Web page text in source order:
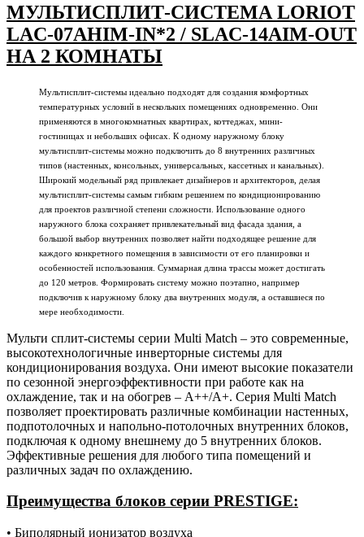
МУЛЬТИСПЛИТ-СИСТЕМА LORIOT
LAC-07AHIM-IN*2 / SLAC-14AIM-OUT
НА 2 КОМНАТЫ
Мультисплит-системы идеально подходят для создания комфортных
температурных условий в нескольких помещениях одновременно. Они
применяются в многокомнатных квартирах, коттеджах, мини-
гостиницах и небольших офисах. К одному наружному блоку
мультисплит-системы можно подключить до 8 внутренних различных
типов (настенных, консольных, универсальных, кассетных и канальных).
Широкий модельный ряд привлекает дизайнеров и архитекторов, делая
мультисплит-системы самым гибким решением по кондиционированию
для проектов различной степени сложности. Использование одного
наружного блока сохраняет привлекательный вид фасада здания, а
большой выбор внутренних позволяет найти подходящее решение для
каждого конкретного помещения в зависимости от его планировки и
особенностей использования. Суммарная длина трассы может достигать
до 120 метров. Формировать систему можно поэтапно, например
подключив к наружному блоку два внутренних модуля, а оставшиеся по
мере необходимости.
Мульти сплит-системы серии Multi Match – это современные,
высокотехнологичные инверторные системы для
кондиционирования воздуха. Они имеют высокие показатели
по сезонной энергоэффективности при работе как на
охлаждение, так и на обогрев – А++/А+. Серия Multi Match
позволяет проектировать различные комбинации настенных,
подпотолочных и напольно-потолочных внутренних блоков,
подключая к одному внешнему до 5 внутренних блоков.
Эффективные решения для любого типа помещений и
различных задач по охлаждению.
Преимущества блоков серии PRESTIGE:
• Биполярный ионизатор воздуха